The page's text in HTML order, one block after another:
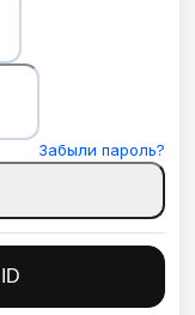
Забыли пароль?